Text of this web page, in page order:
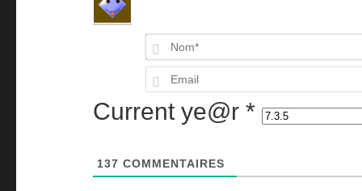
Current ye@r *
137 COMMENTAIRES